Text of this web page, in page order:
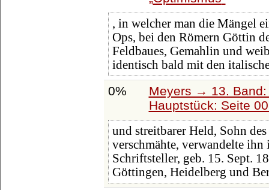
, in welcher man die Mängel
Ops, bei den Römern Göttin
Feldbaues, Gemahlin und
identisch bald mit den
0%
Meyers → 13.
Hauptstück: Seite
und streitbarer Held, Sohn des
verschmähte, verwandelte
Schriftsteller, geb. 15. Sept.
Göttingen, Heidelberg und